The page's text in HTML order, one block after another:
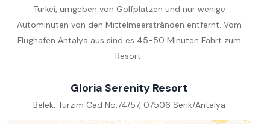
Türkei, umgeben von Golfplätzen und nur wenige
Autominuten von den Mittelmeerstränden entfernt. Vom
Flughafen Antalya aus sind es 45-50 Minuten Fahrt zum
Resort.
Gloria Serenity Resort
Belek, Turzim Cad No:74/57, 07506 Serik/Antalya